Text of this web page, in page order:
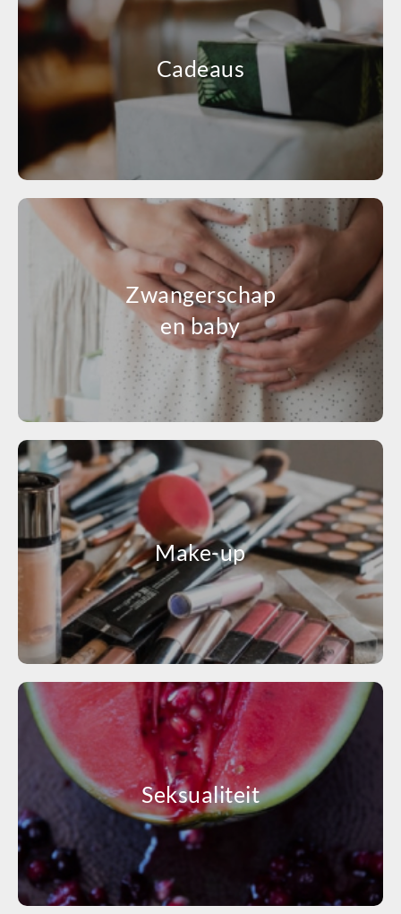
Cadeaus
Zwangerschap
en baby
Make-up
Seksualiteit